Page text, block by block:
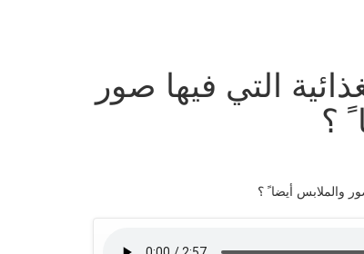
التي فيها صور
؟
والملابس أيضا ً ؟